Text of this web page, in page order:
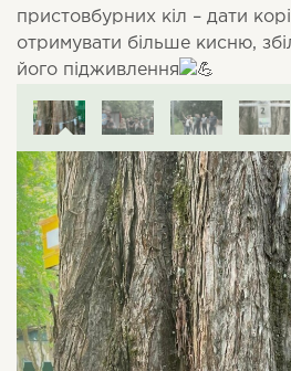
пристовбурних кіл – дати
отримувати більше кисню,
його підживлення